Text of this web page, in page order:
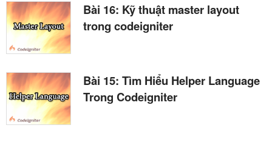
Bài 16: Kỹ thuật master layout
trong codeigniter
Bài 15: Tìm Hiểu Helper Language
Trong Codeigniter